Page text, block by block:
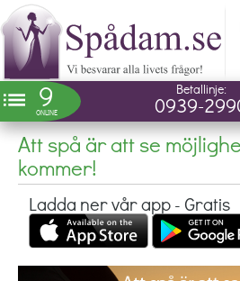
list 9
ONLINE
Betallinje:
0939-
Att spå är att se
kommer!
Ladda ner vår app - Gratis